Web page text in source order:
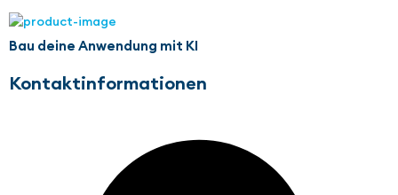
Bau deine Anwendung mit KI
Kontaktinformationen